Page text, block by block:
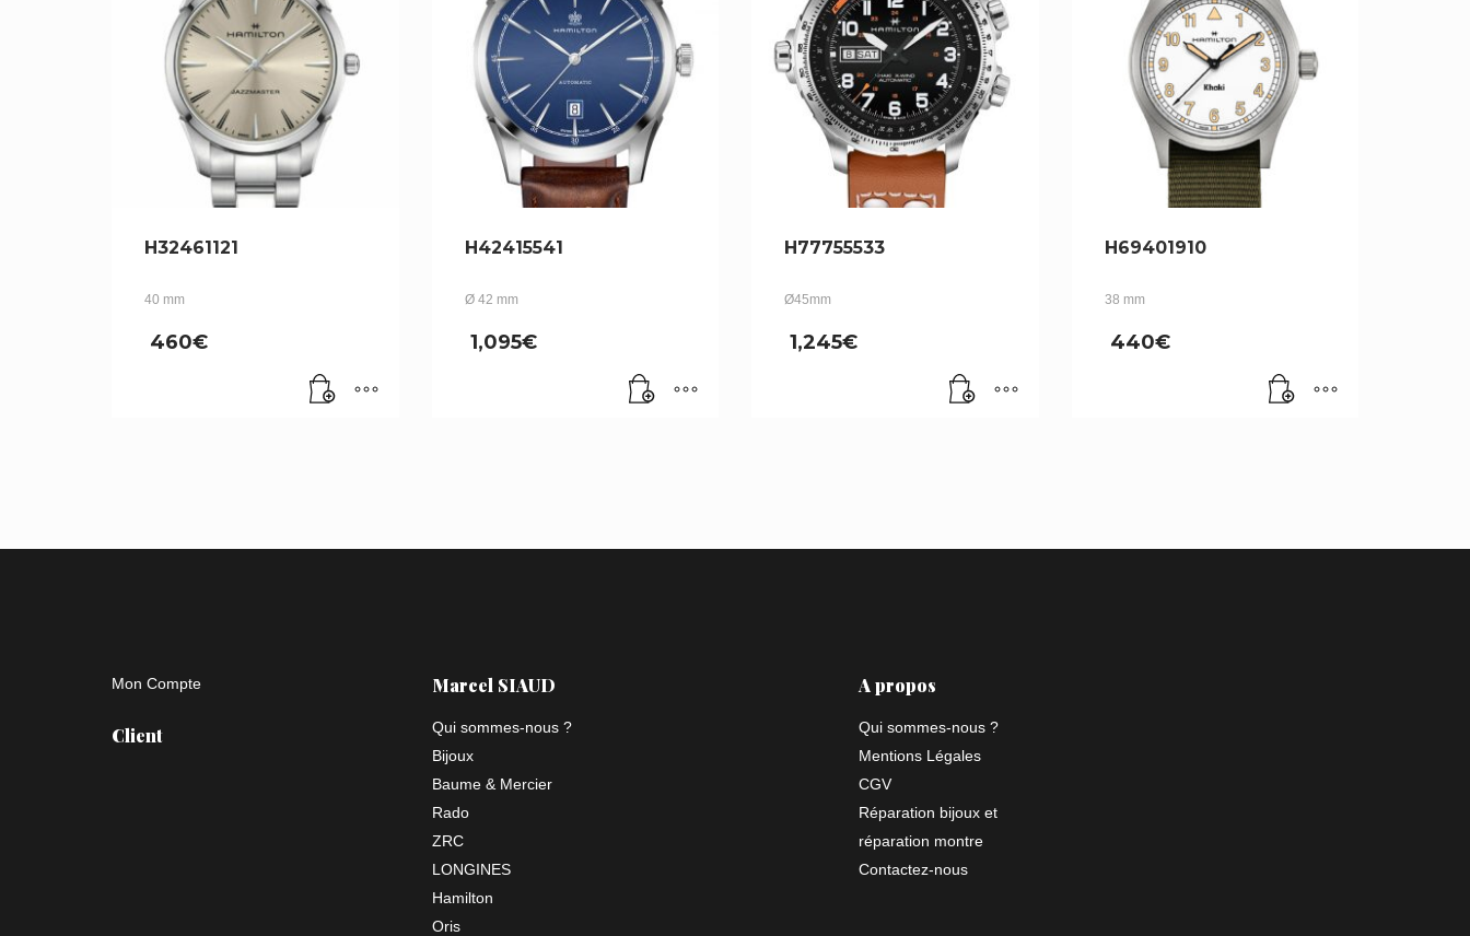
H32461121
40 mm
460€
H42415541
Ø 42 mm
1,095€
H77755533
Ø45mm
1,245€
H69401910
38 mm
440€
Mon Compte
Client
Marcel SIAUD
Qui sommes-nous ?
Bijoux
Baume & Mercier
Rado
ZRC
LONGINES
Hamilton
Oris
A propos
Qui sommes-nous ?
Mentions Légales
CGV
Réparation bijoux et
réparation montre
Contactez-nous